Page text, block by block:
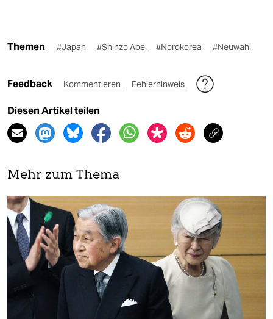
Themen #Japan #Shinzo Abe #Nordkorea #Neuwahl
Feedback Kommentieren Fehlerhinweis
Diesen Artikel teilen
Mehr zum Thema